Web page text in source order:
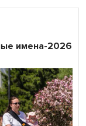
имена-2026